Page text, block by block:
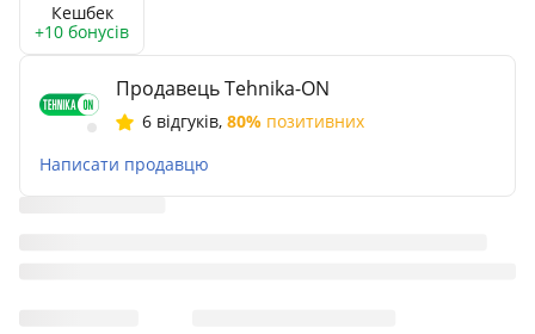
Кешбек
+10 бонусів
Продавець Tehnika-ON
6 відгуків, 80% позитивних
Написати продавцю